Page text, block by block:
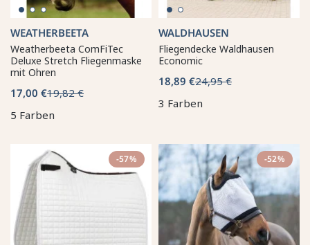
WEATHERBEETA
Weatherbeeta ComFiTec
Deluxe Stretch Fliegenmaske
mit Ohren
17,00 €19,82 €
5 Farben
WALDHAUSEN
Fliegendecke Waldhausen
Economic
18,89 €24,95 €
3 Farben
-57% -52%